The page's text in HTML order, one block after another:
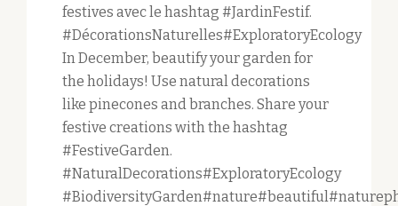
festives avec le hashtag #JardinFestif.
#DécorationsNaturelles#ExploratoryEcology
In December, beautify your garden for
the holidays! Use natural decorations
like pinecones and branches. Share your
festive creations with the hashtag
#FestiveGarden.
#NaturalDecorations#ExploratoryEcology